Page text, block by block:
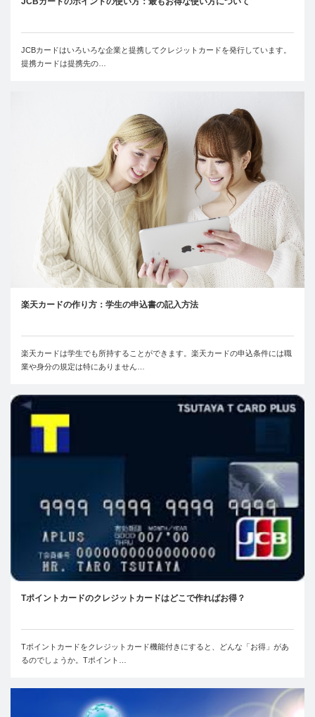
JCBカードはいろいろな企業と提携してクレジットカードを発行しています。
提携カードは提携先の…
楽天カードの作り方：学生の申込書の記入方法
楽天カードは学生でも所持することができます。楽天カードの申込条件には職
業や身分の規定は特にありません…
Tポイントカードのクレジットカードはどこで作ればお得？
Tポイントカードをクレジットカード機能付きにすると、どんな「お得」があ
るのでしょうか。Tポイント…